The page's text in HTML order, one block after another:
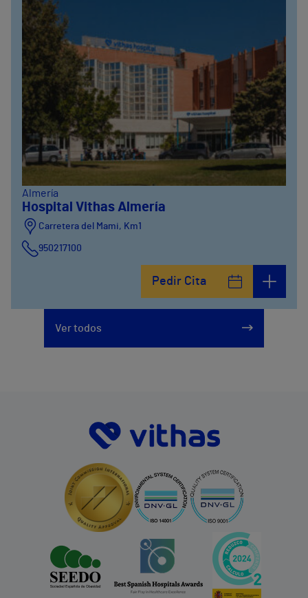
Almería
Hospital Vithas Almería
Carretera del Mami, Km1
950217100
Pedir Cita
Ver todos